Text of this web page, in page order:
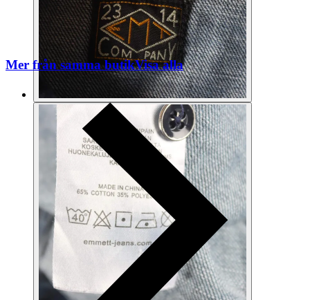
Mer från samma butikVisa alla